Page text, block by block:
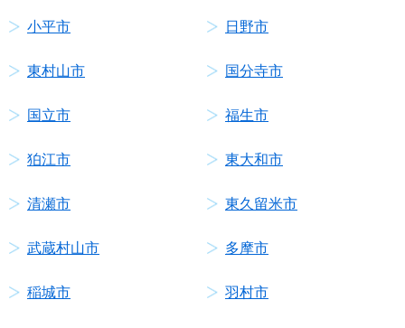
小平市 日野市
東村山市 国分寺市
国立市 福生市
狛江市 東大和市
清瀬市 東久留米市
武蔵村山市 多摩市
稲城市 羽村市